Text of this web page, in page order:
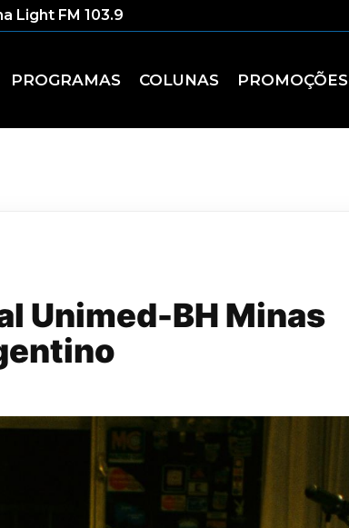
Light FM 103.9
PROGRAMAS COLUNAS PROMOÇÕES
Unimed-BH Minas